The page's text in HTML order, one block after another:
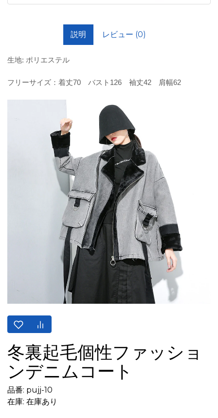
説明 レビュー (0)
生地: ポリエステル
フリーサイズ：着丈70 バスト126 袖丈42 肩幅62
冬裏起毛個性ファッショ
ンデニムコート
品番: pujj-10
在庫: 在庫あり